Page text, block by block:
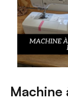
Machine